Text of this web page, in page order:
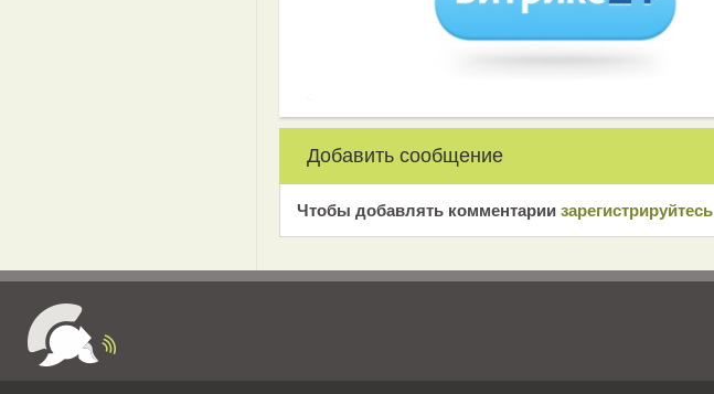
Добавить сообщение
Чтобы добавлять комментарии зарeгиcтрирyйтeсь